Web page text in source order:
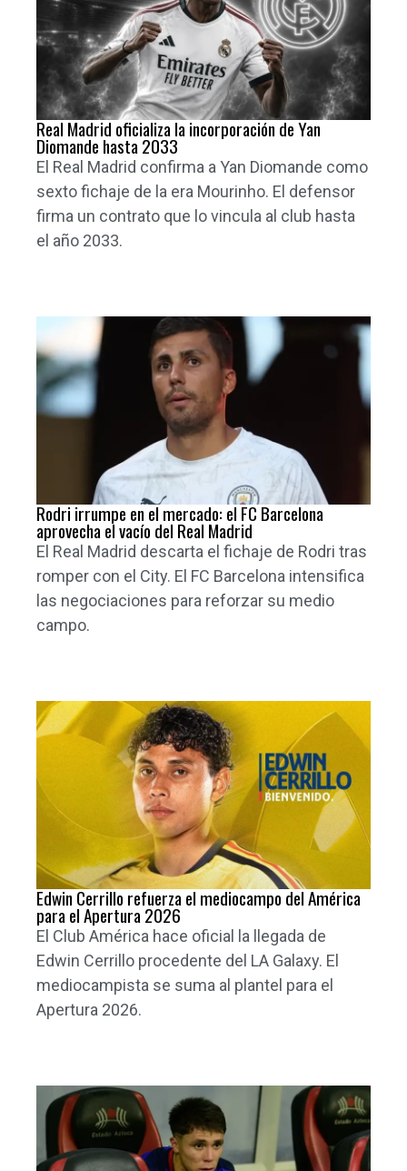
Real Madrid oficializa la incorporación de Yan
Diomande hasta 2033
El Real Madrid confirma a Yan Diomande como
sexto fichaje de la era Mourinho. El defensor
firma un contrato que lo vincula al club hasta
el año 2033.
Rodri irrumpe en el mercado: el FC Barcelona
aprovecha el vacío del Real Madrid
El Real Madrid descarta el fichaje de Rodri tras
romper con el City. El FC Barcelona intensifica
las negociaciones para reforzar su medio
campo.
Edwin Cerrillo refuerza el mediocampo del América
para el Apertura 2026
El Club América hace oficial la llegada de
Edwin Cerrillo procedente del LA Galaxy. El
mediocampista se suma al plantel para el
Apertura 2026.